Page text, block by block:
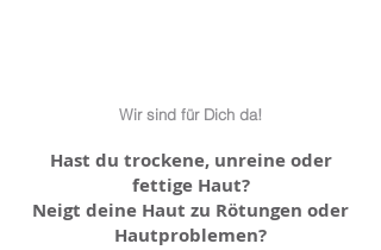
Wir sind für Dich da!
Hast du trockene, unreine oder
fettige Haut?
Neigt deine Haut zu Rötungen oder
Hautproblemen?